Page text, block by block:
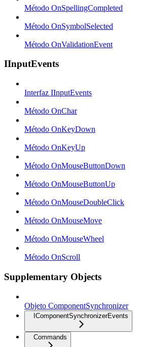
Método OnSpellingCompleted
Método OnSymbolSelected
Método OnValidationEvent
IInputEvents
Interfaz IInputEvents
Método OnChar
Método OnKeyDown
Método OnKeyUp
Método OnMouseButtonDown
Método OnMouseButtonUp
Método OnMouseDoubleClick
Método OnMouseMove
Método OnMouseWheel
Método OnScroll
Supplementary Objects
Objeto ComponentSynchronizer
IComponentSynchronizerEvents
Commands